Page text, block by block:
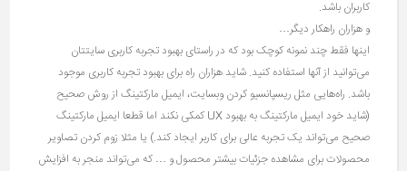
کاربران باشد.
و هزاران راهکار دیگر…
اینها فقط چند نمونه کوچک بود که در راستای بهبود تجربه کاربری سایتتان
می‌توانید از آنها استفاده کنید. شاید هزاران راه برای بهبود تجربه کاربری موجود
باشد. راه‌هایی مثل ریسپانسیو کردن وبسایت، ایمیل مارکتینگ از روش صحیح
(شاید خود ایمیل مارکتینگ به بهبود UX کمکی نکند اما قطعا ایمیل مارکتینگ
صحیح می‌تواند یک تجربه عالی برای کاربر ایجاد کند.) یا مثلا زوم کردن تصاویر
محصولات برای مشاهده جزئیات بیشتر محصول و … که می‌تواند منجر به افزایش